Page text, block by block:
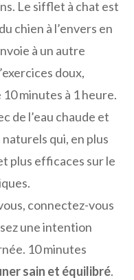
Le sifflet à chat est
chien à l’envers en
à un autre
doux,
minutes à 1 heure.
de l’eau chaude et
qui, en plus
plus efficaces sur le
connectez-vous
une intention
10 minutes
sain et équilibré.